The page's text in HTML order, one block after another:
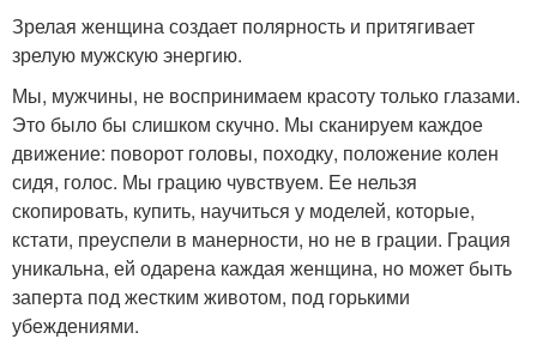
Зрелая женщина создает полярность и притягивает
зрелую мужскую энергию.
Мы, мужчины, не воспринимаем красоту только глазами.
Это было бы слишком скучно. Мы сканируем каждое
движение: поворот головы, походку, положение колен
сидя, голос. Мы грацию чувствуем. Ее нельзя
скопировать, купить, научиться у моделей, которые,
кстати, преуспели в манерности, но не в грации. Грация
уникальна, ей одарена каждая женщина, но может быть
заперта под жестким животом, под горькими
убеждениями.